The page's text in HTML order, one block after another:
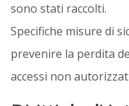
sono stati raccolti.
Specifiche misure di
prevenire la perdita
accessi non